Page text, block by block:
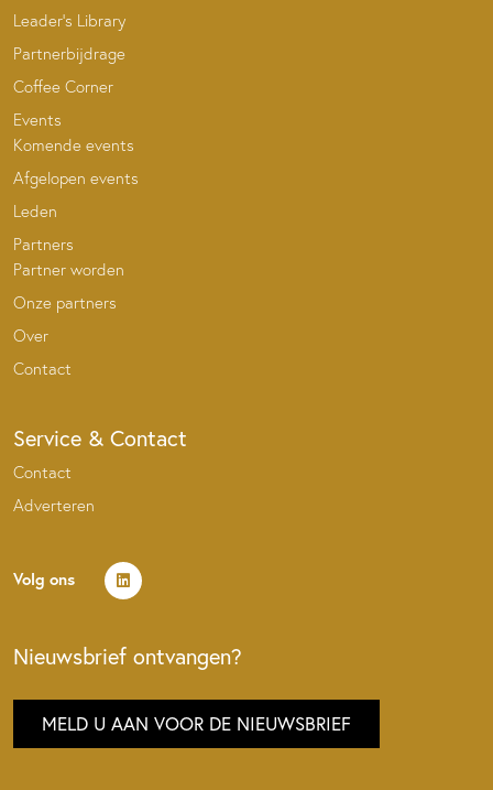
Leader’s Library
Partnerbijdrage
Coffee Corner
Events
Komende events
Afgelopen events
Leden
Partners
Partner worden
Onze partners
Over
Contact
Service & Contact
Contact
Adverteren
Volg ons
Nieuwsbrief ontvangen?
MELD U AAN VOOR DE NIEUWSBRIEF